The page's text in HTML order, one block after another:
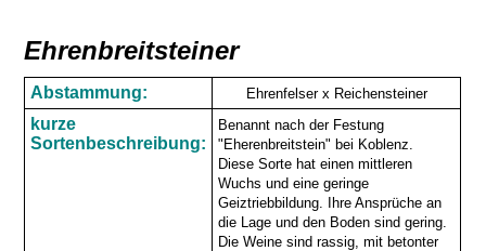
Ehrenbreitsteiner
Abstammung: Ehrenfelser x Reichensteiner
kurze
Sortenbeschreibung:
Benannt nach der Festung
"Eherenbreitstein" bei Koblenz.
Diese Sorte hat einen mittleren
Wuchs und eine geringe
Geiztriebbildung. Ihre Ansprüche an
die Lage und den Boden sind gering.
Die Weine sind rassig, mit betonter